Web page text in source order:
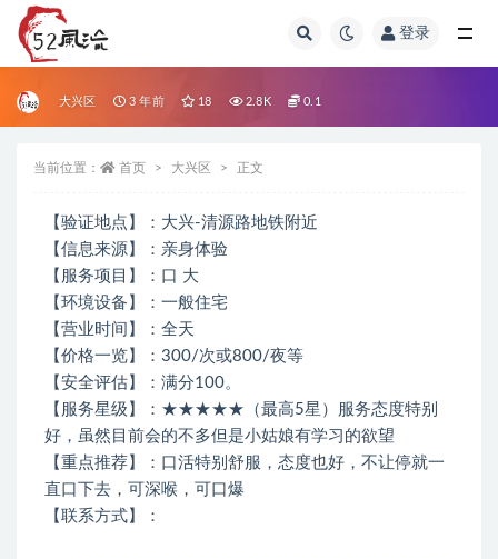
登录
大兴区 3 年前 18 2.8K 0.1
当前位置： 首页 大兴区 正文
【验证地点】：大兴-清源路地铁附近
【信息来源】：亲身体验
【服务项目】：口 大
【环境设备】：一般住宅
【营业时间】：全天
【价格一览】：300/次或800/夜等
【安全评估】：满分100。
【服务星级】：★★★★★（最高5星）服务态度特别
好，虽然目前会的不多但是小姑娘有学习的欲望
【重点推荐】：口活特别舒服，态度也好，不让停就一
直口下去，可深喉，可口爆
【联系方式】：